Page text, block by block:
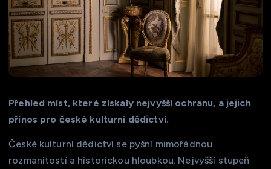
Přehled míst, které získaly nejvyšší ochranu, a jejich
přínos pro české kulturní dědictví.
České kulturní dědictví se pyšní mimořádnou
rozmanitostí a historickou hloubkou. Nejvyšší stupeň